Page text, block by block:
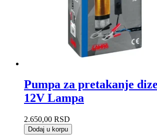
Pumpa za pretakanje
12V Lampa
2.650,00 RSD
Dodaj u korpu